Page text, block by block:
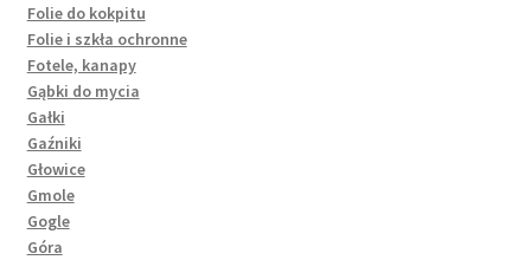
Folie do kokpitu
Folie i szkła ochronne
Fotele, kanapy
Gąbki do mycia
Gałki
Gaźniki
Głowice
Gmole
Gogle
Góra